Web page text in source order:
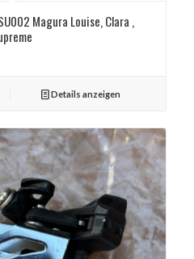
Magura Louise, Clara ,
Details anzeigen